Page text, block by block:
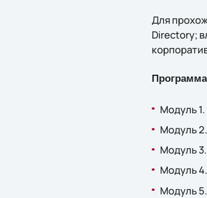
Для
Directory;
Модуль
Модуль
Модуль
Модуль
Модуль